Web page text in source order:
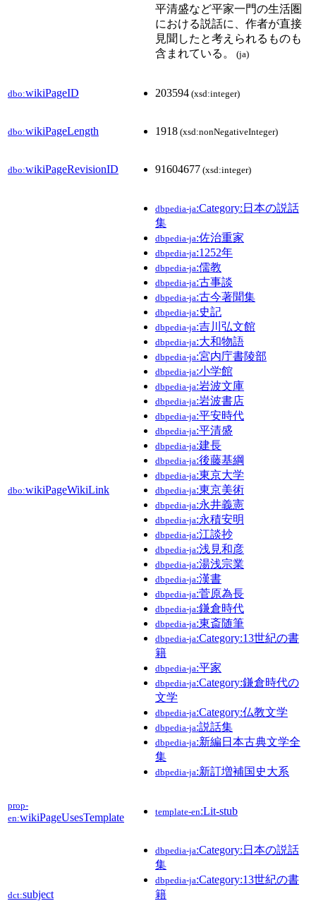
平清盛など平家一門の生活圏
における説話に、作者が直接
見聞したと考えられるものも
含まれている。
(ja)
dbo:wikiPageID 203594 (xsd:integer)
dbo:wikiPageLength 1918 (xsd:nonNegativeInteger)
dbo:wikiPageRevisionID 91604677 (xsd:integer)
dbo:wikiPageWikiLink
dbpedia-ja:Category:日本の説話
集
dbpedia-ja:佐治重家
dbpedia-ja:1252年
dbpedia-ja:儒教
dbpedia-ja:古事談
dbpedia-ja:古今著聞集
dbpedia-ja:史記
dbpedia-ja:吉川弘文館
dbpedia-ja:大和物語
dbpedia-ja:宮内庁書陵部
dbpedia-ja:小学館
dbpedia-ja:岩波文庫
dbpedia-ja:岩波書店
dbpedia-ja:平安時代
dbpedia-ja:平清盛
dbpedia-ja:建長
dbpedia-ja:後藤基綱
dbpedia-ja:東京大学
dbpedia-ja:東京美術
dbpedia-ja:永井義憲
dbpedia-ja:永積安明
dbpedia-ja:江談抄
dbpedia-ja:浅見和彦
dbpedia-ja:湯浅宗業
dbpedia-ja:漢書
dbpedia-ja:菅原為長
dbpedia-ja:鎌倉時代
dbpedia-ja:東斎随筆
dbpedia-ja:Category:13世紀の書
籍
dbpedia-ja:平家
dbpedia-ja:Category:鎌倉時代の
文学
dbpedia-ja:Category:仏教文学
dbpedia-ja:説話集
dbpedia-ja:新編日本古典文学全
集
dbpedia-ja:新訂増補国史大系
prop-
en:wikiPageUsesTemplate template-en:Lit-stub
dct:subject
dbpedia-ja:Category:日本の説話
集
dbpedia-ja:Category:13世紀の書
籍